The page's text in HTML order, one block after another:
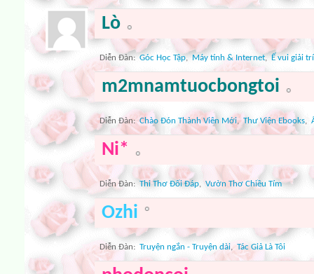
Lò
Diễn Ðàn: Góc Học Tập, Máy tính & Internet, Ế vui giải trí
m2mnamtuocbongtoi
Diễn Ðàn: Chào Đón Thành Viên Mới, Thư Viện Ebooks,
Ni*
Diễn Ðàn: Thi Thơ Đối Đáp, Vườn Thơ Chiều Tím
Ozhi
Diễn Ðàn: Truyện ngắn - Truyện dài, Tác Giả Là Tôi